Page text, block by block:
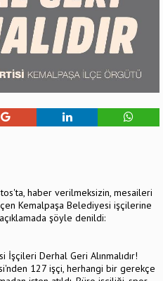
haber verilmeksizin, mesaileri
Kemalpaşa Belediyesi işçilerine
açıklamada şöyle denildi:
İşçileri Derhal Geri Alınmalıdır!
127 işçi, herhangi bir gerekçe